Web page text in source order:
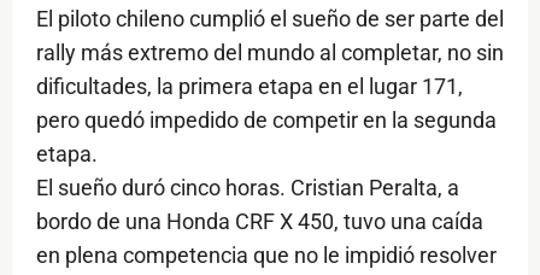
El piloto chileno cumplió el sueño de ser parte del
rally más extremo del mundo al completar, no sin
dificultades, la primera etapa en el lugar 171,
pero quedó impedido de competir en la segunda
etapa.
El sueño duró cinco horas. Cristian Peralta, a
bordo de una Honda CRF X 450, tuvo una caída
en plena competencia que no le impidió resolver